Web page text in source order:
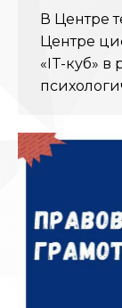
В Центре
Центре
«IT-куб» в